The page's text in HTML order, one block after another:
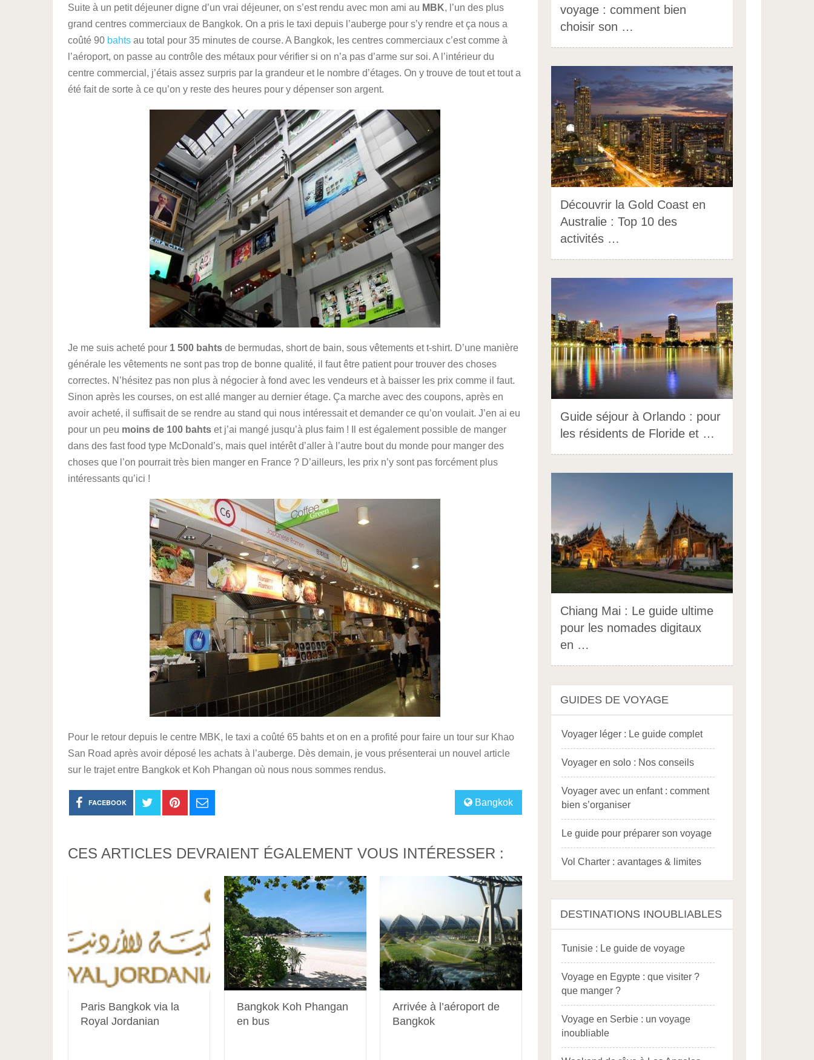
Suite à un petit déjeuner digne d’un vrai déjeuner, on s’est rendu avec mon ami au MBK, l’un des plus
grand centres commerciaux de Bangkok. On a pris le taxi depuis l’auberge pour s’y rendre et ça nous a
coûté 90 bahts au total pour 35 minutes de course. A Bangkok, les centres commerciaux c’est comme à
l’aéroport, on passe au contrôle des métaux pour vérifier si on n’a pas d’arme sur soi. A l’intérieur du
centre commercial, j’étais assez surpris par la grandeur et le nombre d’étages. On y trouve de tout et tout a
été fait de sorte à ce qu’on y reste des heures pour y dépenser son argent.
Je me suis acheté pour 1 500 bahts de bermudas, short de bain, sous vêtements et t-shirt. D’une manière
générale les vêtements ne sont pas trop de bonne qualité, il faut être patient pour trouver des choses
correctes. N’hésitez pas non plus à négocier à fond avec les vendeurs et à baisser les prix comme il faut.
Sinon après les courses, on est allé manger au dernier étage. Ça marche avec des coupons, après en
avoir acheté, il suffisait de se rendre au stand qui nous intéressait et demander ce qu’on voulait. J’en ai eu
pour un peu moins de 100 bahts et j’ai mangé jusqu’à plus faim ! Il est également possible de manger
dans des fast food type McDonald’s, mais quel intérêt d’aller à l’autre bout du monde pour manger des
choses que l’on pourrait très bien manger en France ? D’ailleurs, les prix n’y sont pas forcément plus
intéressants qu’ici !
Pour le retour depuis le centre MBK, le taxi a coûté 65 bahts et on en a profité pour faire un tour sur Khao
San Road après avoir déposé les achats à l’auberge. Dès demain, je vous présenterai un nouvel article
sur le trajet entre Bangkok et Koh Phangan où nous nous sommes rendus.
Bangkok
FACEBOOK
CES ARTICLES DEVRAIENT ÉGALEMENT VOUS INTÉRESSER :
Paris Bangkok via la
Royal Jordanian
Bangkok Koh Phangan
en bus
Arrivée à l’aéroport de
Bangkok
voyage : comment bien
choisir son …
Découvrir la Gold Coast en
Australie : Top 10 des
activités …
Guide séjour à Orlando : pour
les résidents de Floride et …
Chiang Mai : Le guide ultime
pour les nomades digitaux
en …
GUIDES DE VOYAGE
Voyager léger : Le guide complet
Voyager en solo : Nos conseils
Voyager avec un enfant : comment
bien s’organiser
Le guide pour préparer son voyage
Vol Charter : avantages & limites
DESTINATIONS INOUBLIABLES
Tunisie : Le guide de voyage
Voyage en Egypte : que visiter ?
que manger ?
Voyage en Serbie : un voyage
inoubliable